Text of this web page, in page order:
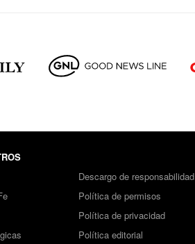
Descargo de responsabilidad
Política de permisos
Política de privacidad
Política editorial